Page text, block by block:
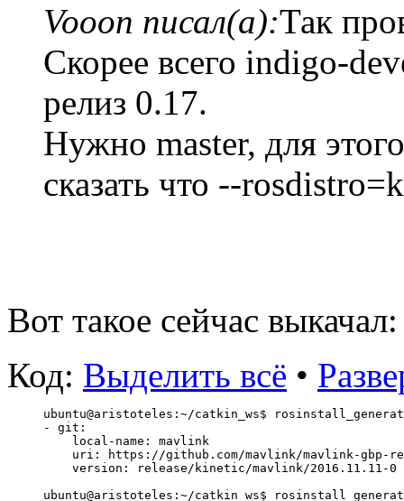
Vooon писал(а):Так
Скорее всего indigo-
релиз 0.17.
Нужно master, для
сказать что --
Вот такое сейчас выкачал:
Код: Выделить всё •
ubuntu@aristoteles:~/catkin_ws$
- git:
local-name: mavlink
uri: https://github.com/mavlink/mavlink-gbp-
version: release/kinetic/mavlink/2016.11.11-0
ubuntu@aristoteles:~/catkin_ws$